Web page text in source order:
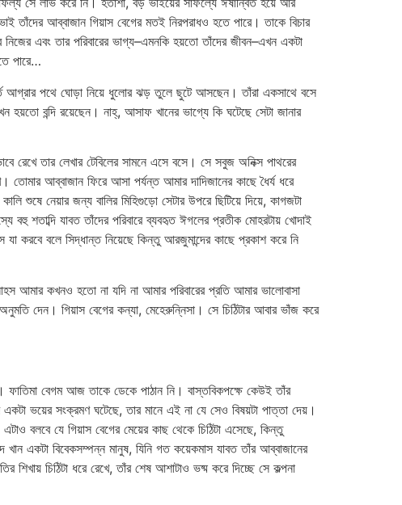
তাঁদের আব্বাজান গিয়াস বেগের মতই নিরপরাধও হতে পারে। তাকে বিচার
এবং তার পরিবারের ভাগ্য–এমনকি হয়তো তাঁদের জীবন–এখন একটা
পারে…
আগ্রার পথে ঘোড়া নিয়ে ধুলোর ঝড় তুলে ছুটে আসছেন। তাঁরা একসাথে বসে
হয়তো বন্দি রয়েছেন। নাহ্, আসাফ খানের ভাগ্যে কি ঘটেছে সেটা জানার
রেখে তার লেখার টেবিলের সামনে এসে বসে। সে সবুজ অনিক্স পাথরের
তোমার আব্বাজান ফিরে আসা পর্যন্ত আমার দাদিজানের কাছে ধৈর্য ধরে
শুষে নেয়ার জন্য বালির মিহিগুড়ো সেটার উপরে ছিটিয়ে দিয়ে, কাগজটা
শতাব্দি যাবত তাঁদের পরিবারে ব্যবহৃত ঈগলের প্রতীক মোহরটায় খোদাই
করবে বলে সিদ্ধান্ত নিয়েছে কিন্তু আরজুমান্দের কাছে প্রকাশ করে নি
আমার কখনও হতো না যদি না আমার পরিবারের প্রতি আমার ভালোবাসা
দেন। গিয়াস বেগের কন্যা, মেহেরুন্নিসা। সে চিঠিটার আবার ভাঁজ করে
ফাতিমা বেগম আজ তাকে ডেকে পাঠান নি। বাস্তবিকপক্ষে কেউই তাঁর
ভয়ের সংক্রমণ ঘটেছে, তার মানে এই না যে সেও বিষয়টা পাত্তা দেয়।
এটাও বলবে যে গিয়াস বেগের মেয়ের কাছ থেকে চিঠিটা এসেছে, কিন্তু
খান একটা বিবেকসম্পন্ন মানুষ, যিনি গত কয়েকমাস যাবত তাঁর আব্বাজানের
চিঠিটা ধরে রেখে, তাঁর শেষ আশাটাও ভষ্ম করে দিচ্ছে সে কল্পনা